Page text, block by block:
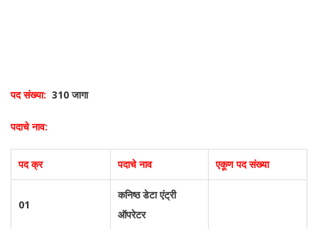
पद संख्या: 310 जागा
पदाचे नाव:
पद क्र पदाचे नाव एकूण पद संख्या
01
कनिष्ठ डेटा एंट्री
ऑपरेटर